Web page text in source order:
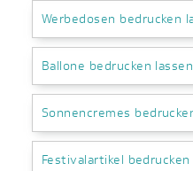
Werbedosen bedrucken
Ballone bedrucken lassen
Sonnencremes
Festivalartikel bedrucken